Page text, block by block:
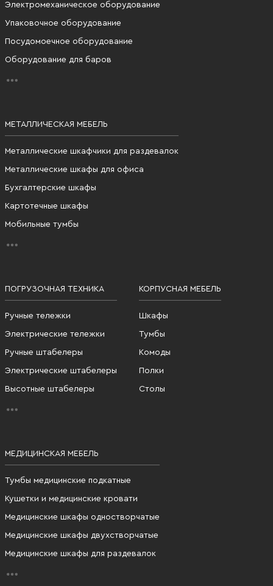
Электромеханическое оборудование
Упаковочное оборудование
Посудомоечное оборудование
Оборудование для баров
МЕТАЛЛИЧЕСКАЯ МЕБЕЛЬ
Металлические шкафчики для раздевалок
Металлические шкафы для офиса
Бухгалтерские шкафы
Картотечные шкафы
Мобильные тумбы
ПОГРУЗОЧНАЯ ТЕХНИКА
Ручные тележки
Электрические тележки
Ручные штабелеры
Электрические штабелеры
Высотные штабелеры
КОРПУСНАЯ МЕБЕЛЬ
Шкафы
Тумбы
Комоды
Полки
Столы
МЕДИЦИНСКАЯ МЕБЕЛЬ
Тумбы медицинские подкатные
Кушетки и медицинские кровати
Медицинские шкафы одностворчатые
Медицинские шкафы двухстворчатые
Медицинские шкафы для раздевалок